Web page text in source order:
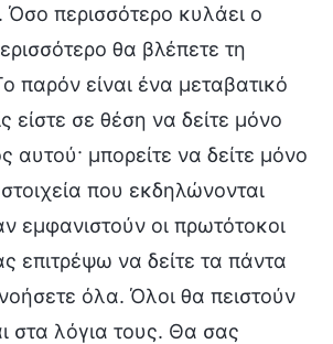
Όσο περισσότερο κυλάει ο
θα βλέπετε τη
παρόν είναι ένα μεταβατικό
είστε σε θέση να δείτε μόνο
αυτού· μπορείτε να δείτε μόνο
που εκδηλώνονται
εμφανιστούν οι πρωτότοκοι
επιτρέψω να δείτε τα πάντα
όλα. Όλοι θα πειστούν
στα λόγια τους. Θα σας